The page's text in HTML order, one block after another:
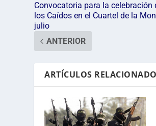
Convocatoria para la celebración
los Caídos en el Cuartel de la
julio
ANTERIOR
ARTÍCULOS